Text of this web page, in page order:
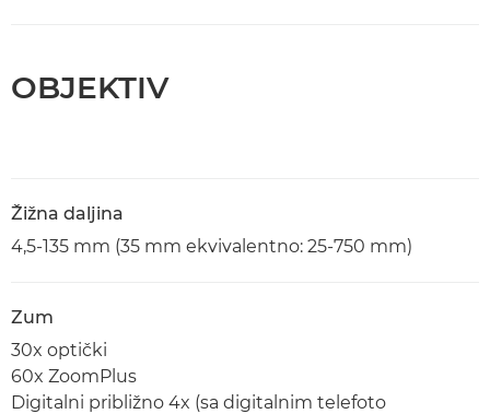
OBJEKTIV
Žižna daljina
4,5-135 mm (35 mm ekvivalentno: 25-750 mm)
Zum
30x optički
60x ZoomPlus
Digitalni približno 4x (sa digitalnim telefoto